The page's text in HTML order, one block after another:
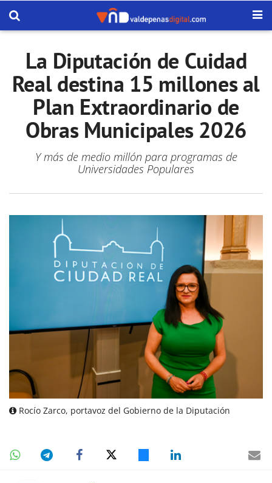
La Diputación de Cuidad
Real destina 15 millones al
Plan Extraordinario de
Obras Municipales 2026
Y más de medio millón para programas de
Universidades Populares
Rocío Zarco, portavoz del Gobierno de la Diputación